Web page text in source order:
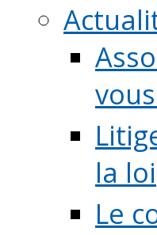
la loi
Le